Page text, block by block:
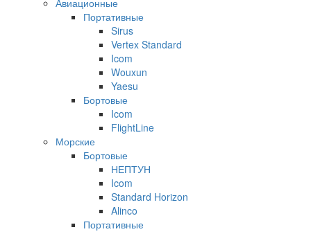
Портативные
Sirus
Vertex Standard
Icom
Wouxun
Yaesu
Бортовые
Icom
FlightLine
Морские
Бортовые
НЕПТУН
Icom
Standard Horizon
Alinco
Портативные